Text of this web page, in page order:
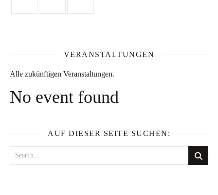
VERANSTALTUNGEN
Alle zukünftigen Veranstaltungen.
No event found
AUF DIESER SEITE SUCHEN: